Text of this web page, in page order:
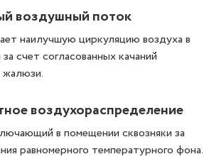
воздушный поток
наилучшую циркуляцию воздуха в
счет согласованных качаний
жалюзи.
воздухораспределение
в помещении сквозняки за
равномерного температурного фона.